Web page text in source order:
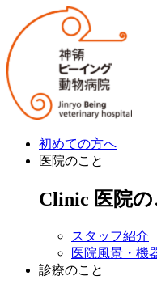
初めての方へ
医院のこと
Clinic 医院の
スタッフ紹介
医院風景・機
診療のこと